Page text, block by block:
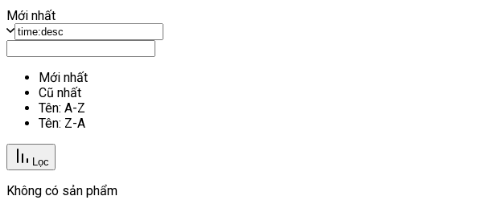
Mới nhất
Mới nhất
Cũ nhất
Tên: A-Z
Tên: Z-A
Lọc
Không có sản phẩm